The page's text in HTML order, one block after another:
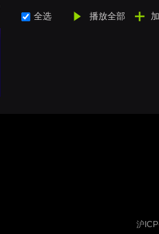
全选 播放全部
沪